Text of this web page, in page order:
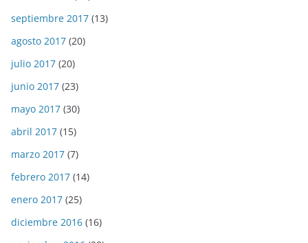
septiembre 2017 (13)
agosto 2017 (20)
julio 2017 (20)
junio 2017 (23)
mayo 2017 (30)
abril 2017 (15)
marzo 2017 (7)
febrero 2017 (14)
enero 2017 (25)
diciembre 2016 (16)